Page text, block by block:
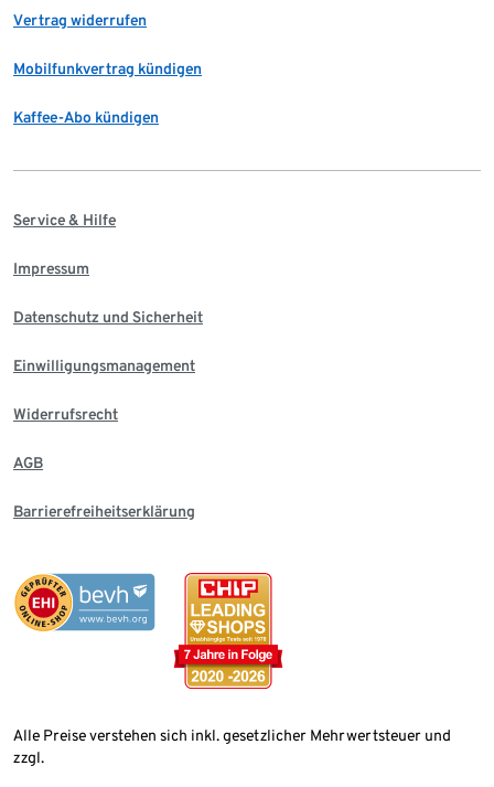
Vertrag widerrufen
Mobilfunkvertrag kündigen
Kaffee-Abo kündigen
Service & Hilfe
Impressum
Datenschutz und Sicherheit
Einwilligungsmanagement
Widerrufsrecht
AGB
Barrierefreiheitserklärung
Alle Preise verstehen sich inkl. gesetzlicher Mehrwertsteuer und
zzgl.